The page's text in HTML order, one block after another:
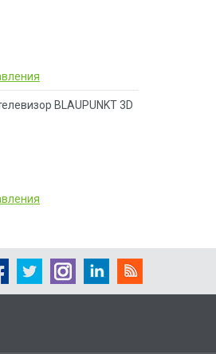
BLAUPUNKT 3D